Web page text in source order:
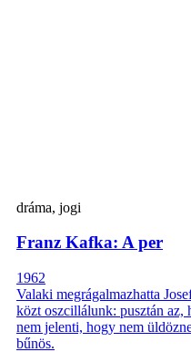
dráma, jogi
Franz Kafka: A per
1962
Valaki megrágalmazhatta
közt oszcillálunk: pusztán az,
nem jelenti, hogy nem
bűnös.